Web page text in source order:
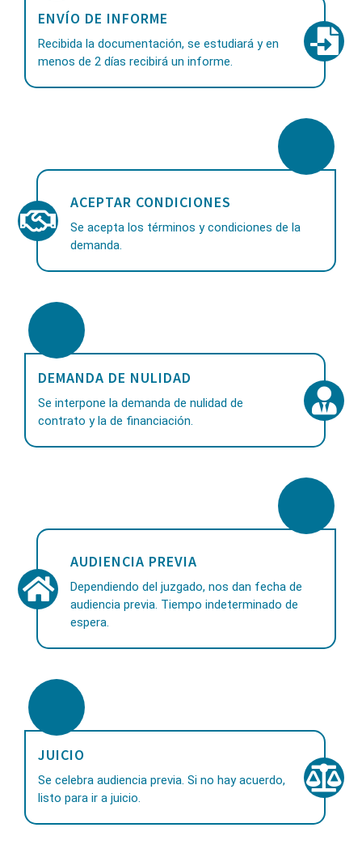
ENVÍO DE INFORME
Recibida la documentación, se estudiará y en
menos de 2 días recibirá un informe.
ACEPTAR CONDICIONES
Se acepta los términos y condiciones de la
demanda.
DEMANDA DE NULIDAD
Se interpone la demanda de nulidad de
contrato y la de financiación.
AUDIENCIA PREVIA
Dependiendo del juzgado, nos dan fecha de
audiencia previa. Tiempo indeterminado de
espera.
JUICIO
Se celebra audiencia previa. Si no hay acuerdo,
listo para ir a juicio.